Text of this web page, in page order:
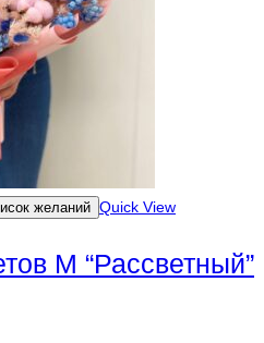
желаний Quick View
M “Рассветный”